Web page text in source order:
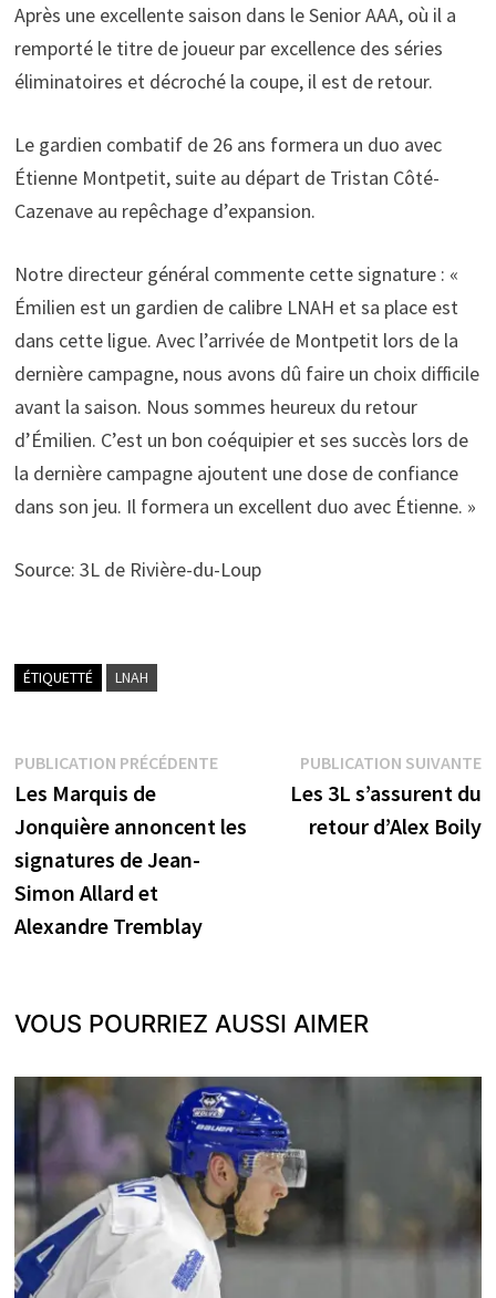
Après une excellente saison dans le Senior AAA, où il a
remporté le titre de joueur par excellence des séries
éliminatoires et décroché la coupe, il est de retour.
Le gardien combatif de 26 ans formera un duo avec
Étienne Montpetit, suite au départ de Tristan Côté-
Cazenave au repêchage d’expansion.
Notre directeur général commente cette signature : «
Émilien est un gardien de calibre LNAH et sa place est
dans cette ligue. Avec l’arrivée de Montpetit lors de la
dernière campagne, nous avons dû faire un choix difficile
avant la saison. Nous sommes heureux du retour
d’Émilien. C’est un bon coéquipier et ses succès lors de
la dernière campagne ajoutent une dose de confiance
dans son jeu. Il formera un excellent duo avec Étienne. »
Source: 3L de Rivière-du-Loup
ÉTIQUETTÉ LNAH
Navigation
de
l’article
PUBLICATION PRÉCÉDENTEPublication
précédente :
Les Marquis de
Jonquière annoncent les
signatures de Jean-
Simon Allard et
Alexandre Tremblay
PUBLICATION SUIVANTE
Les 3L s’assurent du
retour d’Alex Boily
VOUS POURRIEZ AUSSI AIMER